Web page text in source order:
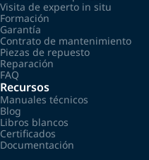
Visita de experto in situ
Formación
Garantía
Contrato de mantenimiento
Piezas de repuesto
Reparación
FAQ
Recursos
Manuales técnicos
Blog
Libros blancos
Certificados
Documentación